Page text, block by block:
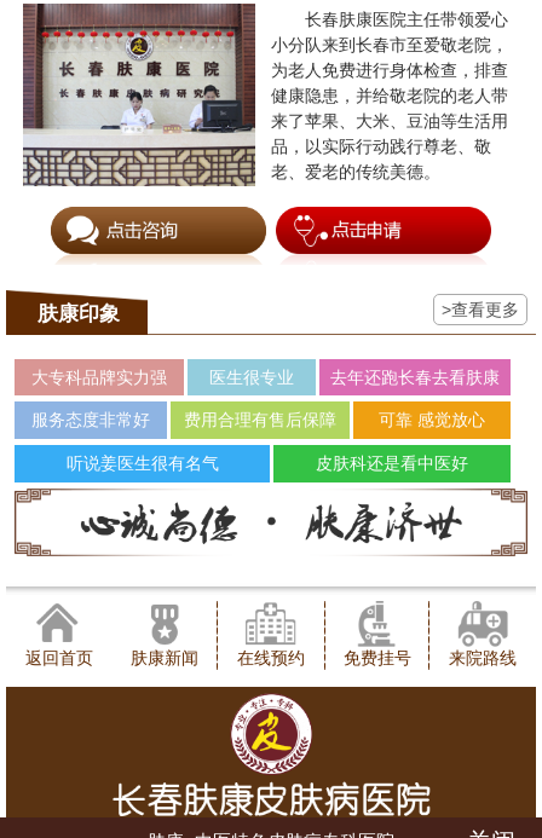
长春肤康医院主任带领爱心
小分队来到长春市至爱敬老院，
为老人免费进行身体检查，排查
健康隐患，并给敬老院的老人带
来了苹果、大米、豆油等生活用
品，以实际行动践行尊老、敬
老、爱老的传统美德。
肤康印象 >查看更多
大专科品牌实力强 医生很专业 去年还跑长春去看肤康
服务态度非常好 费用合理有售后保障 可靠 感觉放心
听说姜医生很有名气 皮肤科还是看中医好
返回首页 肤康新闻 在线预约 免费挂号 来院路线